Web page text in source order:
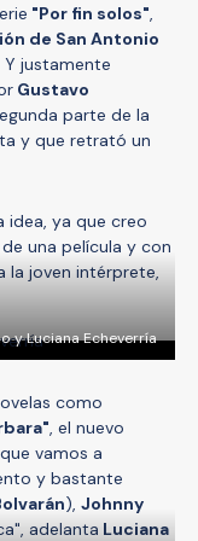
"Por fin solos",
de San Antonio
justamente
Gustavo
parte de la
y que retrató un
idea, ya que creo
una película y con
la joven intérprete,
y Luciana Echeverría
como
, el nuevo
vamos a
y bastante
), Johnny
adelanta Luciana